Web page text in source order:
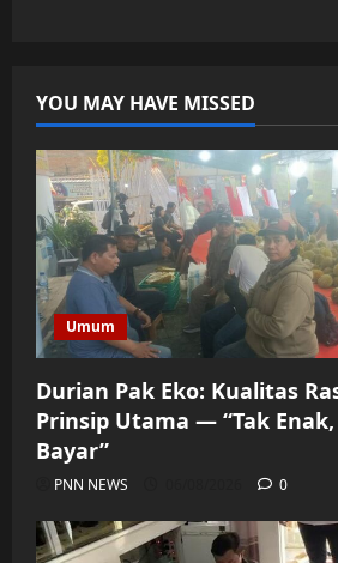
YOU MAY HAVE MISSED
Umum
Durian Pak Eko: Kualitas
Prinsip Utama — “Tak
Bayar”
PNN NEWS 0